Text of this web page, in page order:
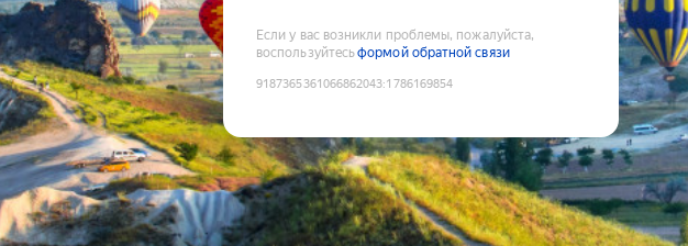
Если у вас возникли проблемы, пожалуйста,
воспользуйтесьформой обратной связи
9187365361066862043:1786169854